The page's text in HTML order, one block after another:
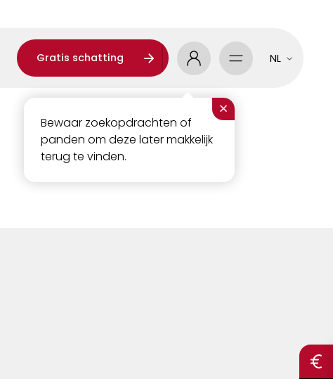
Gratis schatting
×
Bewaar zoekopdrachten of
panden om deze later makkelijk
terug te vinden.
NL